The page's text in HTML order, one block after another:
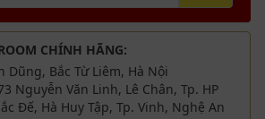
CHÍNH HÃNG:
Dũng, Bắc Từ Liêm, Hà Nội
Nguyễn Văn Linh, Lê Chân, Tp. HP
Đế, Hà Huy Tập, Tp. Vinh, Nghệ An